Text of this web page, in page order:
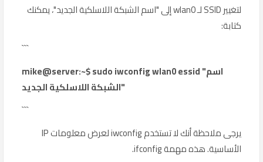
لتغيير SSID لـ wlan0 إلى "اسم الشبكة اللاسلكية الجديد"، يمكنك
كتابة:
```
mike@server:~$ sudo iwconfig wlan0 essid "اسم
الشبكة اللاسلكية الجديد"
```
يرجى ملاحظة أنك لا تستخدم iwconfig لعرض معلومات IP
الأساسية. هذه مهمة ifconfig.